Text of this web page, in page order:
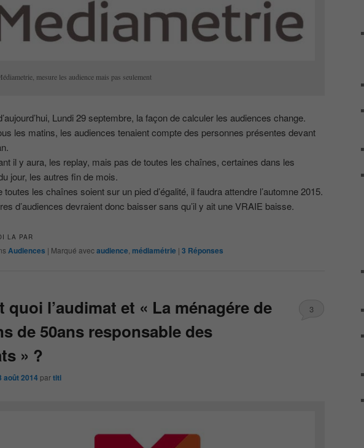
mesure les audience mais pas seulement
Lundi 29 septembre, la façon de calculer les audiences change.
les matins, les audiences tenaient compte des personnes présentes devant
il y aura, les replay, mais pas de toutes les chaînes, certaines dans les
jour, les autres fin de mois.
toutes les chaînes soient sur un pied d’égalité, il faudra attendre l’automne 2015.
d’audiences devraient donc baisser sans qu’il y ait une VRAIE baisse.
LA PAR
Audiences | Marqué avecaudience médiamétrie | 3 Réponses
quoi l’audimat et « La ménagére de
de 50ans responsable des
» ?
août 2014 partiti
3